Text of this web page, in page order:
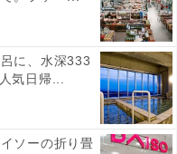
に、水深333
気日帰...
ソーの折り畳